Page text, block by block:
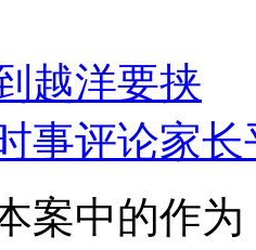
越洋要挟
评论家长
案中的作